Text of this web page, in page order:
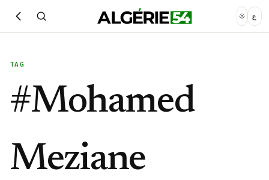
ع
TAG
#Mohamed
Meziane